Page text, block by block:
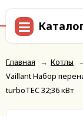
Главная → Котлы
Vaillant Набор
turboTEC 32;36 кВт